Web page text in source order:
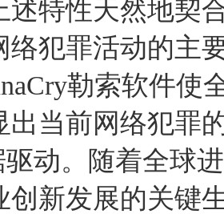
述特性天然地契
络犯罪活动的主
勒索软件使
出当前网络犯罪
动。随着全球
创新发展的关键